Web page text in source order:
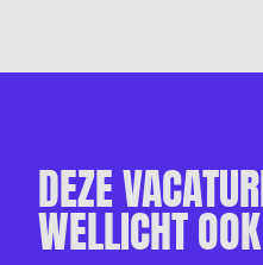
DEZE
WELLICHT